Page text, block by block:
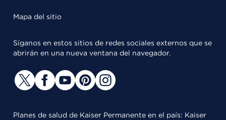
Mapa del sitio
Síganos en estos sitios de redes sociales externos que se
abrirán en una nueva ventana del navegador.
Planes de salud de Kaiser Permanente en el país: Kaiser